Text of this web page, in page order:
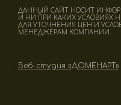
ДАННЫЙ САЙТ НОСИТ
И НИ ПРИ КАКИХ УСЛОВИЯХ
ДЛЯ УТОЧНЕНИЯ ЦЕН И
МЕНЕДЖЕРАМ КОМПАНИИ.
Веб-студия «ДОМЕНАРТ»